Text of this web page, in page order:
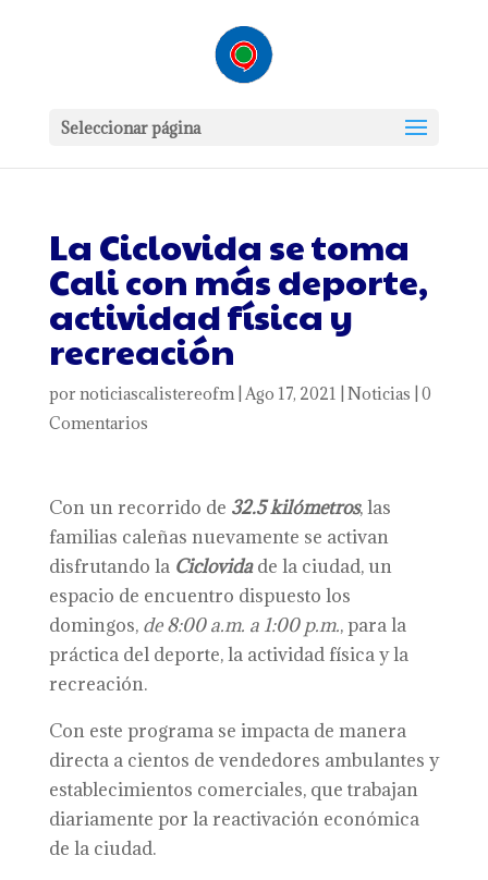
Seleccionar página
La Ciclovida se toma
Cali con más deporte,
actividad física y
recreación
por noticiascalistereofm| Ago 17, 2021 Noticias 0
Comentarios
Con un recorrido de 32.5 kilómetros, las
familias caleñas nuevamente se activan
disfrutando la Ciclovidade la ciudad, un
espacio de encuentro dispuesto los
domingos, de 8:00 a.m. a 1:00 p.m., para la
práctica del deporte, la actividad física y la
recreación.
Con este programa se impacta de manera
directa a cientos de vendedores ambulantes y
establecimientos comerciales, que trabajan
diariamente por la reactivación económica
de la ciudad.